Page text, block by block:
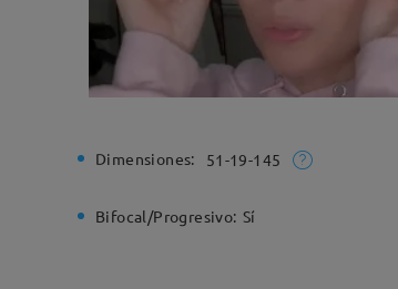
Dimensiones: 51-19-145
Bifocal/Progresivo: Sí